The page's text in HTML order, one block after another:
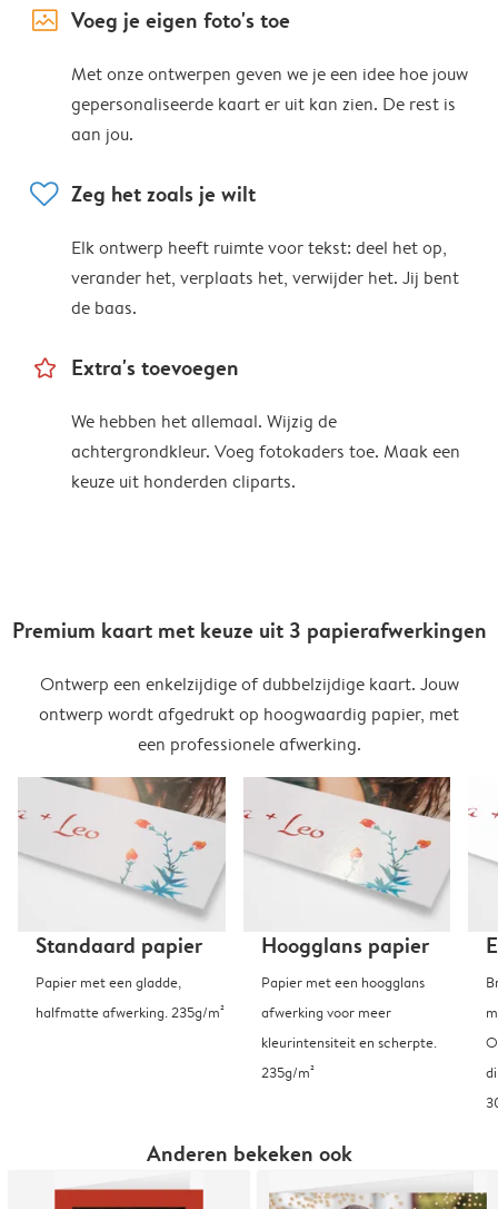
image_placeholder Voeg je eigen foto's toe
Met onze ontwerpen geven we je een idee hoe jouw
gepersonaliseerde kaart er uit kan zien. De rest is
aan jou.
heart Zeg het zoals je wilt
Elk ontwerp heeft ruimte voor tekst: deel het op,
verander het, verplaats het, verwijder het. Jij bent
de baas.
star_outline Extra's toevoegen
We hebben het allemaal. Wijzig de
achtergrondkleur. Voeg fotokaders toe. Maak een
keuze uit honderden cliparts.
Premium kaart met keuze uit 3 papierafwerkingen
Ontwerp een enkelzijdige of dubbelzijdige kaart. Jouw
ontwerp wordt afgedrukt op hoogwaardig papier, met
een professionele afwerking.
Standaard papier
Papier met een gladde,
halfmatte afwerking. 235g/m²
Hoogglans papier
Papier met een hoogglans
afwerking voor meer
kleurintensiteit en scherpte.
235g/m²
Anderen bekeken ook